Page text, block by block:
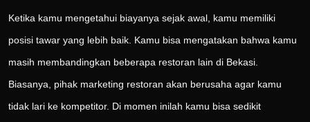
Ketika kamu mengetahui biayanya sejak awal, kamu memiliki
posisi tawar yang lebih baik. Kamu bisa mengatakan bahwa kamu
masih membandingkan beberapa restoran lain di Bekasi.
Biasanya, pihak marketing restoran akan berusaha agar kamu
tidak lari ke kompetitor. Di momen inilah kamu bisa sedikit